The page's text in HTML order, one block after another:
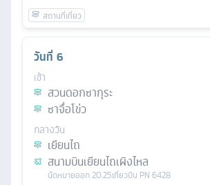
วันที่ 6
เช้า
สวนดอกซากุระ
ซาจื่อโข่ว
กลางวัน
เยียนไถ
สนามบินเยียนไถเผิงไหล
นัดหมายออก20.25เที่ยวบิน PN 6428